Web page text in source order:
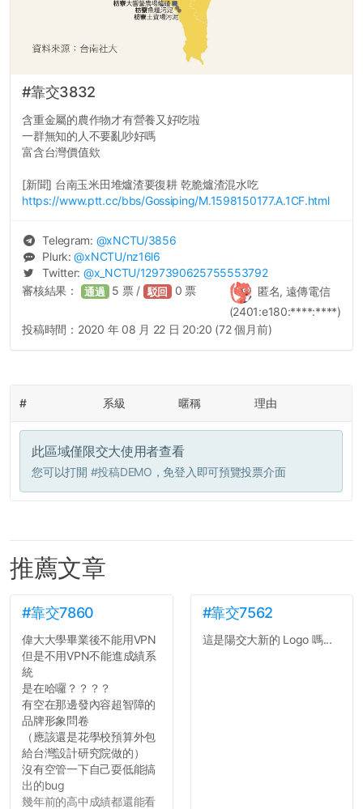
#靠交3832
含重金屬的農作物才有營養又好吃啦
一群無知的人不要亂吵好嗎
富含台灣價值欸
[新聞] 台南玉米田堆爐渣要復耕 乾脆爐渣混水吃
https://www.ptt.cc/bbs/Gossiping/M.1598150177.A.1CF.html
Telegram: @xNCTU/3856
Plurk:@xNCTU/nz16l6
Twitter: @x_NCTU/1297390625755553792
匿名, 遠傳電信
(2401:e180:****:****)
審核結果： 通過 5 票 / 駁回 0 票
投稿時間： 2020 年 08 月 22 日 20:20 (72 個月前)
# 系級 暱稱 理由
此區域僅限交大使用者查看
您可以打開 #投稿DEMO ，免登入即可預覽投票介面
推薦文章
#靠交7860
偉大大學畢業後不能用VPN
但是不用VPN不能進成績系
統
是在哈囉？？？？
有空在那邊發內容超智障的
品牌形象問卷
（應該還是花學校預算外包
給台灣設計研究院做的）
沒有空管一下自己耍低能搞
出的bug
幾年前的高中成績都還能看
#靠交7562
這是陽交大新的 Logo 嗎...